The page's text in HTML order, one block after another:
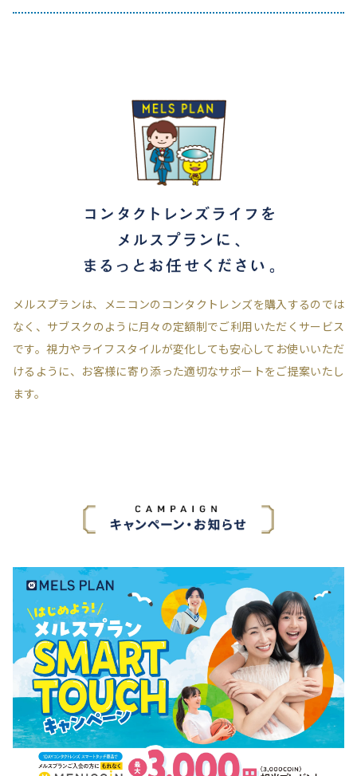
メルスプランは、メニコンのコンタクトレンズを購入するのでは
なく、 サブスクのように月々の定額制でご利用いただくサービス
です。視力やライフスタイルが変化しても安心してお使いいただ
けるように、 お客様に寄り添った適切なサポートをご提案いたし
ます。